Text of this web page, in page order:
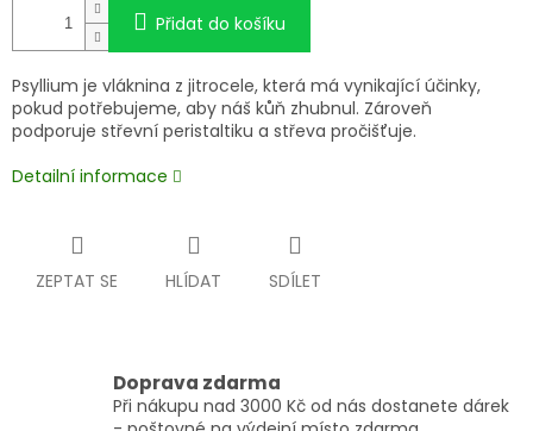
Přidat do košíku
Psyllium je vláknina z jitrocele, která má vynikající účinky,
pokud potřebujeme, aby náš kůň zhubnul. Zároveň
podporuje střevní peristaltiku a střeva pročišťuje.
Detailní informace
ZEPTAT SE HLÍDAT SDÍLET
Doprava zdarma
Při nákupu nad 3000 Kč od nás dostanete dárek